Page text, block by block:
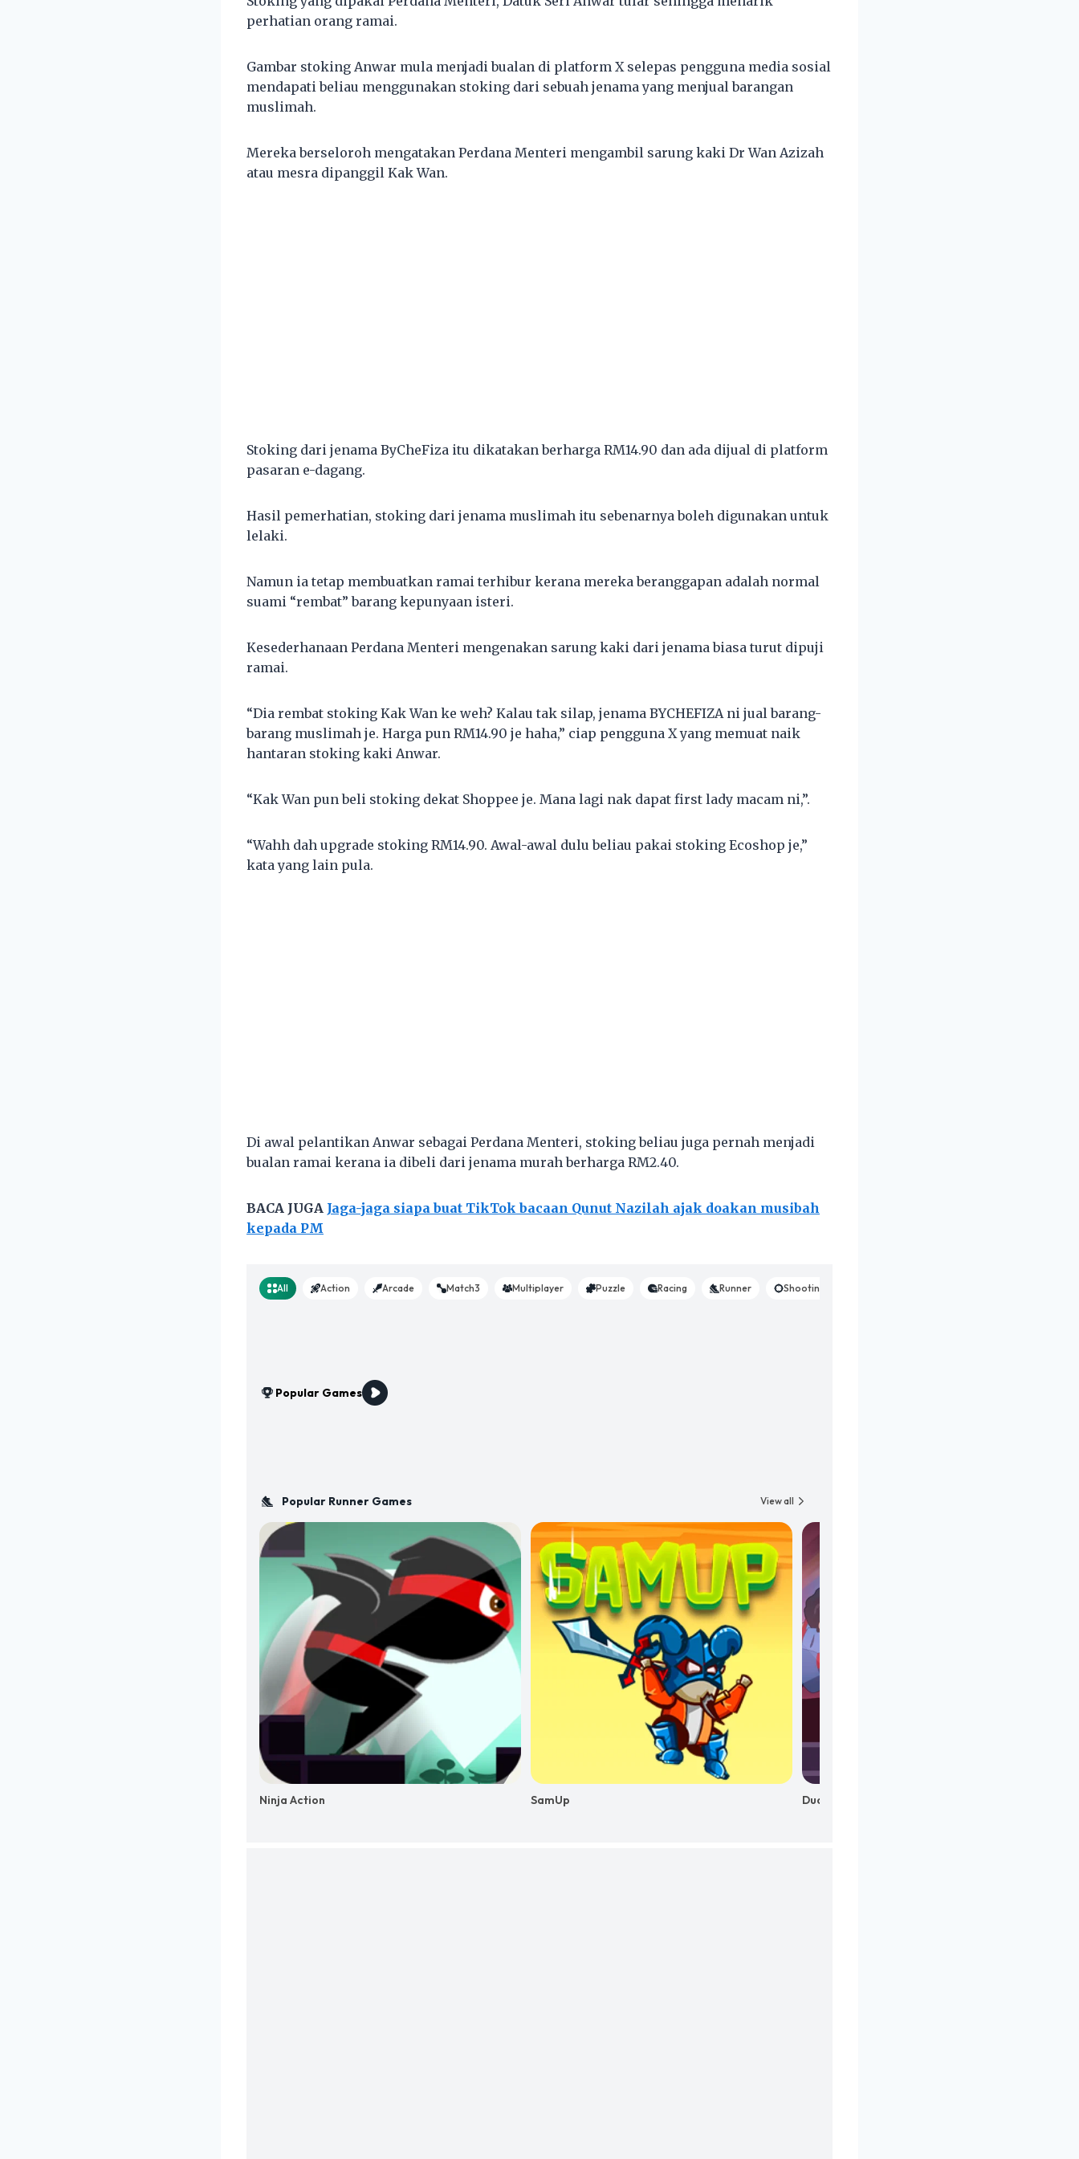
perhatian orang ramai.
Gambar stoking Anwar mula menjadi bualan di platform X selepas pengguna media sosial
mendapati beliau menggunakan stoking dari sebuah jenama yang menjual barangan
muslimah.
Mereka berseloroh mengatakan Perdana Menteri mengambil sarung kaki Dr Wan Azizah
atau mesra dipanggil Kak Wan.
Stoking dari jenama ByCheFiza itu dikatakan berharga RM14.90 dan ada dijual di platform
pasaran e-dagang.
Hasil pemerhatian, stoking dari jenama muslimah itu sebenarnya boleh digunakan untuk
lelaki.
Namun ia tetap membuatkan ramai terhibur kerana mereka beranggapan adalah normal
suami “rembat” barang kepunyaan isteri.
Kesederhanaan Perdana Menteri mengenakan sarung kaki dari jenama biasa turut dipuji
ramai.
“Dia rembat stoking Kak Wan ke weh? Kalau tak silap, jenama BYCHEFIZA ni jual barang-
barang muslimah je. Harga pun RM14.90 je haha,” ciap pengguna X yang memuat naik
hantaran stoking kaki Anwar.
“Kak Wan pun beli stoking dekat Shoppee je. Mana lagi nak dapat first lady macam ni,”.
“Wahh dah upgrade stoking RM14.90. Awal-awal dulu beliau pakai stoking Ecoshop je,”
kata yang lain pula.
Di awal pelantikan Anwar sebagai Perdana Menteri, stoking beliau juga pernah menjadi
bualan ramai kerana ia dibeli dari jenama murah berharga RM2.40.
BACA JUGA Jaga-jaga siapa buat TikTok bacaan Qunut Nazilah ajak doakan musibah
kepada PM